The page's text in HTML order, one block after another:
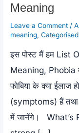
Meaning
Leave a Comment /
meaning ,
इस पोस्ट मैं हम List
Meaning, Phobia
फोबिया के क्या ईलाज
(symptoms) हैं तथा
में जानेंगे। What’s